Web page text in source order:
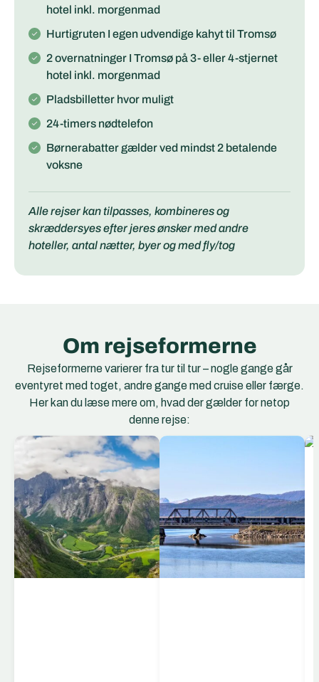
hotel inkl. morgenmad
Hurtigruten I egen udvendige kahyt til Tromsø
2 overnatninger I Tromsø på 3- eller 4-stjernet
hotel inkl. morgenmad
Pladsbilletter hvor muligt
24-timers nødtelefon
Børnerabatter gælder ved mindst 2 betalende
voksne
Alle rejser kan tilpasses, kombineres og
skræddersyes efter jeres ønsker med andre
hoteller, antal nætter, byer og med fly/tog
Om rejseformerne
Rejseformerne varierer fra tur til tur – nogle gange går
eventyret med toget, andre gange med cruise eller færge.
Her kan du læse mere om, hvad der gælder for netop
denne rejse:
Åndalsnes
Golden Train kører på
Raumabanen, en af
Europas mest